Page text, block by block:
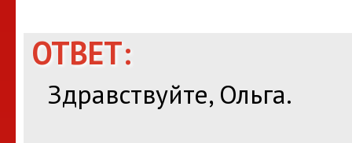
ОТВЕТ:
Здравствуйте, Ольга.